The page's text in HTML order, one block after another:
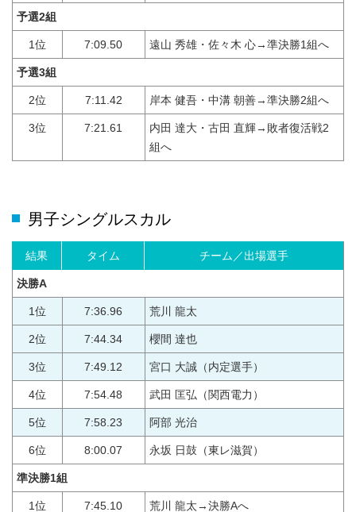
予選2組
1位 7:09.50 遠山 秀雄・佐々木 心→準決勝1組へ
予選3組
2位 7:11.42 岸本 健吾・中溝 朝善→準決勝2組へ
3位 7:21.61
内田 達大・古田 直輝→敗者復活戦2
組へ
男子シングルスカル
結果 タイム チーム／出場選手
決勝A
1位 7:36.96 荒川 龍太
2位 7:44.34 櫻間 達也
3位 7:49.12 宮口 大誠（内定選手）
4位 7:54.48 武田 匡弘（関西電力）
5位 7:58.23 阿部 光治
6位 8:00.07 永坂 日鼓（東レ滋賀）
準決勝1組
1位 7:45.10 荒川 龍太→決勝Aへ